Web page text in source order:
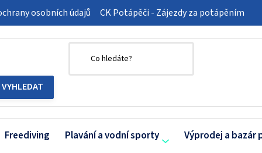
osobních údajů CK Potápěči - Zájezdy za potápěním
Freediving Plavání a vodní sporty Výprodej a bazár